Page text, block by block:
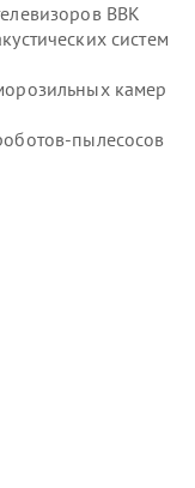
BBK
систем
камер
пылесосов